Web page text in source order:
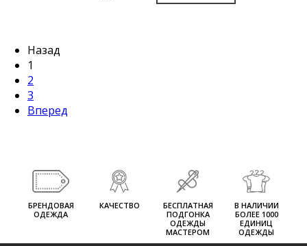
Назад
1
2
3
Вперед
БРЕНДОВАЯ
ОДЕЖДА
КАЧЕСТВО
БЕСПЛАТНАЯ
ПОДГОНКА
ОДЕЖДЫ
МАСТЕРОМ
В НАЛИЧИИ
БОЛЕЕ 1000
ЕДИНИЦ
ОДЕЖДЫ